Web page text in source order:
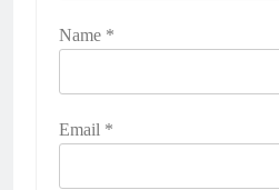
Name *
Email *